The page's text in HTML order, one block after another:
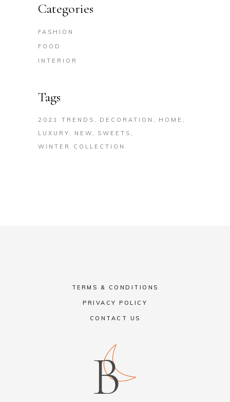
Categories
FASHION
FOOD
INTERIOR
Tags
2021 TRENDS DECORATION
HOME
LUXURY
NEW
SWEETS
WINTER COLLECTION
TERMS & CONDITIONS
PRIVACY POLICY
CONTACT US